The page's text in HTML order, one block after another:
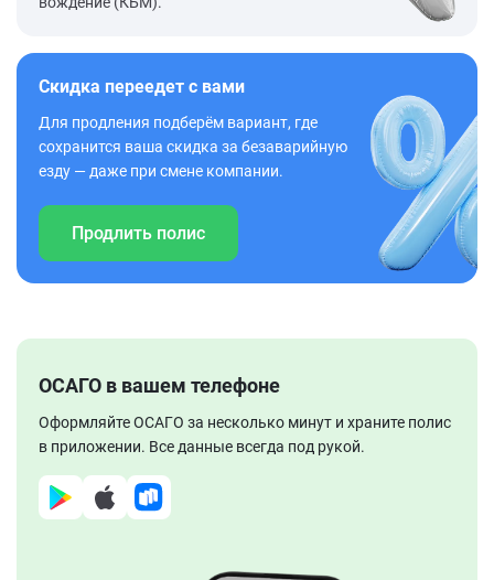
Скидка переедет с вами
Для продления подберём вариант, где
сохранится ваша скидка за безаварийную
езду — даже при смене компании.
Продлить полис
ОСАГО в вашем телефоне
Оформляйте ОСАГО за несколько минут и храните полис
в приложении. Все данные всегда под рукой.